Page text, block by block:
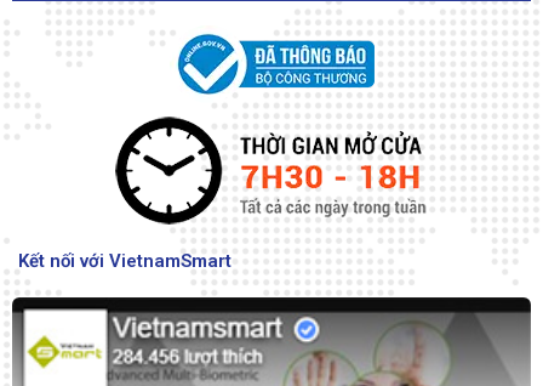
Kết nối với VietnamSmart